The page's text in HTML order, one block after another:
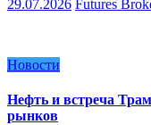
29.07.2026 Futures
Новости
Нефть и встреча
рынков